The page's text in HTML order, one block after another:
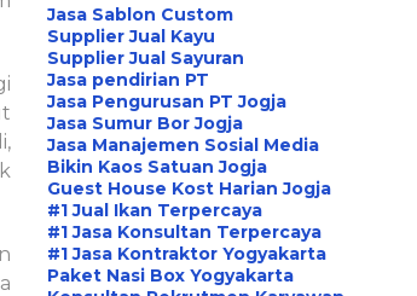
Jasa Sablon Custom
Supplier Jual Kayu
Supplier Jual Sayuran
Jasa pendirian PT
Jasa Pengurusan PT Jogja
Jasa Sumur Bor Jogja
Jasa Manajemen Sosial Media
Bikin Kaos Satuan Jogja
Guest House Kost Harian Jogja
#1 Jual Ikan Terpercaya
#1 Jasa Konsultan Terpercaya
#1 Jasa Kontraktor Yogyakarta
Paket Nasi Box Yogyakarta